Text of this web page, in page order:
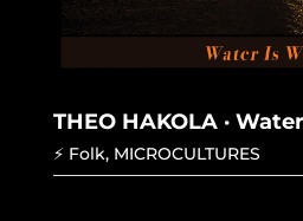
THEO HAKOLA ·
⚡ Folk, MICROCULTURES